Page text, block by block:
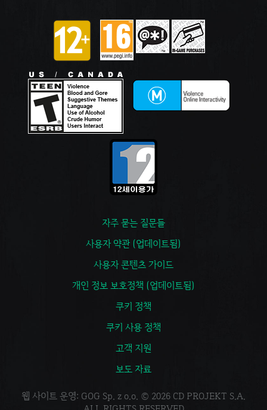
자주 묻는 질문들
사용자 약관 (업데이트됨)
사용자 콘텐츠 가이드
개인 정보 보호정책 (업데이트됨)
쿠키 정책
쿠키 사용 정책
고객 지원
보도 자료
웹 사이트 운영: GOG Sp. z o.o. © 2026 CD PROJEKT S.A.